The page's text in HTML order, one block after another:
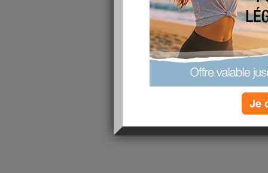
lire la suite
1 - 1 de 1 « ‹ Préc. 1 Suiv. › »
Je